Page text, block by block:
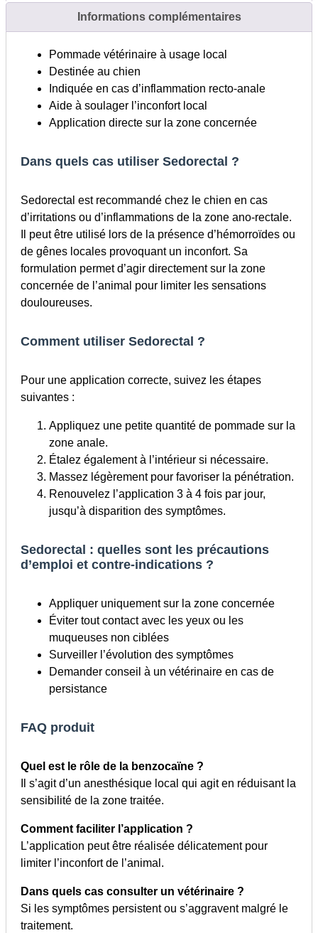
Informations complémentaires
Pommade vétérinaire à usage local
Destinée au chien
Indiquée en cas d’inflammation recto-anale
Aide à soulager l’inconfort local
Application directe sur la zone concernée
Dans quels cas utiliser Sedorectal ?
Sedorectal est recommandé chez le chien en cas
d’irritations ou d’inflammations de la zone ano-rectale.
Il peut être utilisé lors de la présence d’hémorroïdes ou
de gênes locales provoquant un inconfort. Sa
formulation permet d’agir directement sur la zone
concernée de l’animal pour limiter les sensations
douloureuses.
Comment utiliser Sedorectal ?
Pour une application correcte, suivez les étapes
suivantes :
Appliquez une petite quantité de pommade sur la
zone anale.
Étalez également à l’intérieur si nécessaire.
Massez légèrement pour favoriser la pénétration.
Renouvelez l’application 3 à 4 fois par jour,
jusqu’à disparition des symptômes.
Sedorectal : quelles sont les précautions
d’emploi et contre-indications ?
Appliquer uniquement sur la zone concernée
Éviter tout contact avec les yeux ou les
muqueuses non ciblées
Surveiller l’évolution des symptômes
Demander conseil à un vétérinaire en cas de
persistance
FAQ produit
Quel est le rôle de la benzocaïne ?
Il s’agit d’un anesthésique local qui agit en réduisant la
sensibilité de la zone traitée.
Comment faciliter l’application ?
L’application peut être réalisée délicatement pour
limiter l’inconfort de l’animal.
Dans quels cas consulter un vétérinaire ?
Si les symptômes persistent ou s’aggravent malgré le
traitement.